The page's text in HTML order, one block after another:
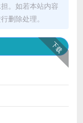
。如若本站内容
删除处理。
下载